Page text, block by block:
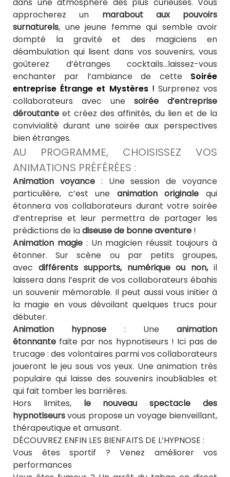
dans une atmosphère des plus curieuses. Vous
approcherez un marabout aux pouvoirs
surnaturels, une jeune femme qui semble avoir
dompté la gravité et des magiciens en
déambulation qui lisent dans vos souvenirs, vous
goûterez d’étranges cocktails…laissez-vous
enchanter par l’ambiance de cette Soirée
entreprise Étrange et Mystères! Surprenez vos
collaborateurs avec une soirée d’entreprise
déroutante et créez des affinités, du lien et de la
convivialité durant une soirée aux perspectives
bien étranges.
AU PROGRAMME, CHOISISSEZ VOS
ANIMATIONS PRÉFÉRÉES :
Animation voyance: Une session de voyance
particulière, c’est une animation originale qui
étonnera vos collaborateurs durant votre soirée
d’entreprise et leur permettra de partager les
prédictions de ladiseuse de bonne aventure !
Animation magie: Un magicien réussit toujours à
étonner. Sur scène ou par petits groupes,
avec différents supports, numérique ou non,il
laissera dans l’esprit de vos collaborateurs ébahis
un souvenir mémorable. Il peut aussi vous initier à
la magie en vous dévoilant quelques trucs pour
débuter.
Animation hypnose : Uneanimation
étonnante faite par nos hypnotiseurs ! Ici pas de
trucage : des volontaires parmi vos collaborateurs
joueront le jeu sous vos yeux. Une animation très
populaire qui laisse des souvenirs inoubliables et
qui fait tomber les barrières.
Hors limites, le nouveau spectacle des
hypnotiseursvous propose un voyage bienveillant,
thérapeutique et amusant.
DÉCOUVREZ ENFIN LES BIENFAITS DE L’HYPNOSE :
Vous êtes sportif ? Venez améliorer vos
performances